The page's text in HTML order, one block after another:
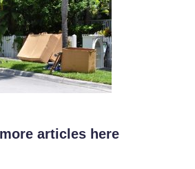
articles here